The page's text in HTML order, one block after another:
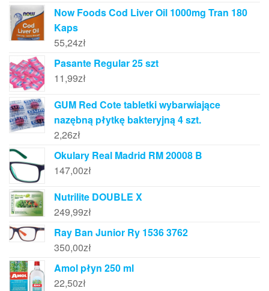
Now Foods Cod Liver Oil 1000mg Tran 180
Kaps
55,24zł
Pasante Regular 25 szt
11,99zł
GUM Red Cote tabletki wybarwiające
nazębną płytkę bakteryjną 4 szt.
2,26zł
Okulary Real Madrid RM 20008 B
147,00zł
Nutrilite DOUBLE X
249,99zł
Ray Ban Junior Ry 1536 3762
350,00zł
Amol płyn 250 ml
22,50zł